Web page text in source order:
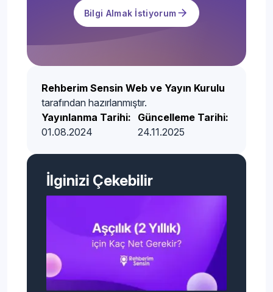
Bilgi Almak İstiyorum
Rehberim Sensin Web ve Yayın Kurulu
tarafından hazırlanmıştır.
Yayınlanma Tarihi:
01.08.2024
Güncelleme Tarihi:
24.11.2025
İlginizi Çekebilir